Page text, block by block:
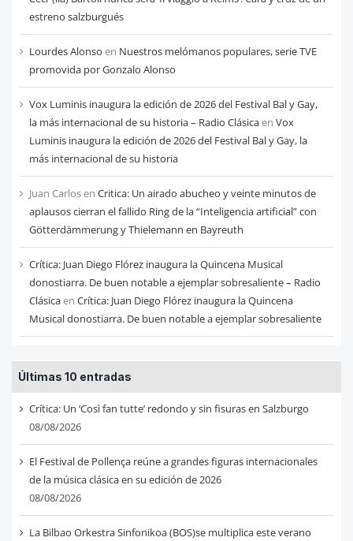
estreno salzburgués
Lourdes Alonso en Nuestros melómanos populares, serie TVE
promovida por Gonzalo Alonso
Vox Luminis inaugura la edición de 2026 del Festival Bal y Gay,
la más internacional de su historia – Radio Clásicaen Vox
Luminis inaugura la edición de 2026 del Festival Bal y Gay, la
más internacional de su historia
Juan Carlosen Critica: Un airado abucheo y veinte minutos de
aplausos cierran el fallido Ring de la “Inteligencia artificial” con
Götterdämmerung y Thielemann en Bayreuth
Crítica: Juan Diego Flórez inaugura la Quincena Musical
donostiarra. De buen notable a ejemplar sobresaliente – Radio
Clásicaen Crítica: Juan Diego Flórez inaugura la Quincena
Musical donostiarra. De buen notable a ejemplar sobresaliente
Últimas 10 entradas
Crítica: Un ‘Così fan tutte’ redondo y sin fisuras en Salzburgo
08/08/2026
El Festival de Pollença reúne a grandes figuras internacionales
de la música clásica en su edición de 2026
08/08/2026
La Bilbao Orkestra Sinfonikoa (BOS)se multiplica este verano